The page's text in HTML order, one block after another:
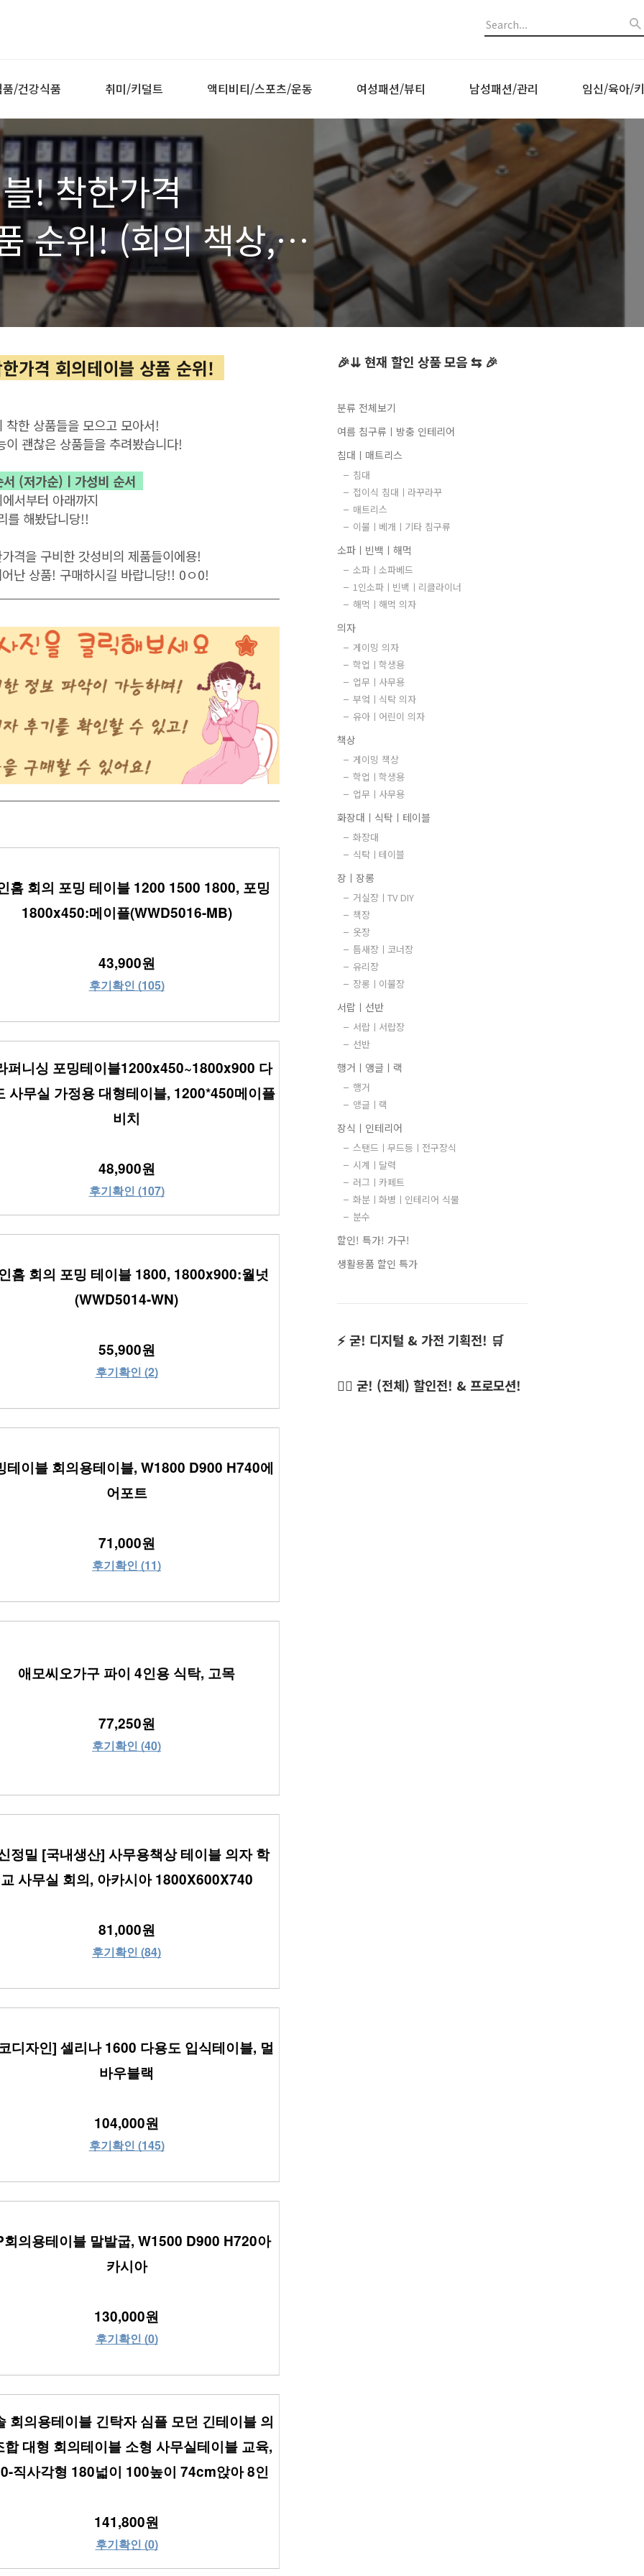
/건강식품 취미/키덜트 액티비티/스포츠/운동 여성패션/뷰티 남성패션/관리 임신/육아/
! 착한가격
순위! (회의 책상,
가격 회의테이블 상품 순위!
착한 상품들을 모으고 모아서!
이 괜찮은 상품들을 추려봤습니다!
(저가순) ㅣ가성비 순서
서부터 아래까지
를 해봤답니당!!
격을 구비한 갓성비의 제품들이에용!
난 상품! 구매하시길 바랍니당!! 0ㅇ0!
홈 회의 포밍 테이블 1200 1500 1800, 포밍
1800x450:메이플(WWD5016-MB)
43,900원
후기확인 (105)
퍼니싱 포밍테이블1200x450~1800x900 다
사무실 가정용 대형테이블, 1200*450메이플
비치
48,900원
후기확인 (107)
홈 회의 포밍 테이블 1800, 1800x900:월넛
(WWD5014-WN)
55,900원
후기확인 (2)
테이블 회의용테이블, W1800 D900 H740에
어포트
71,000원
후기확인 (11)
애모씨오가구 파이 4인용 식탁, 고목
77,250원
후기확인 (40)
정밀 [국내생산] 사무용책상 테이블 의자 학
교 사무실 회의, 아카시아 1800X600X740
81,000원
후기확인 (84)
디자인] 셀리나 1600 다용도 입식테이블, 멀
바우블랙
104,000원
후기확인 (145)
회의용테이블 말발굽, W1500 D900 H720아
카시아
130,000원
후기확인 (0)
회의용테이블 긴탁자 심플 모던 긴테이블 의
합 대형 회의테이블 소형 사무실테이블 교육,
직사각형 180넓이 100높이 74cm앉아 8인
141,800원
후기확인 (0)
🎉⇊ 현재 할인 상품 모음 ⇆ 🎉
분류 전체보기
여름 침구류ㅣ방충 인테리어
침대ㅣ매트리스
침대
접이식 침대ㅣ라꾸라꾸
매트리스
이불ㅣ베개ㅣ기타 침구류
소파ㅣ빈백ㅣ해먹
소파ㅣ소파베드
1인소파ㅣ빈백ㅣ리클라이너
해먹ㅣ해먹 의자
의자
게이밍 의자
학업ㅣ학생용
업무ㅣ사무용
부엌ㅣ식탁 의자
유아ㅣ어린이 의자
책상
게이밍 책상
학업ㅣ학생용
업무ㅣ사무용
화장대ㅣ식탁ㅣ테이블
화장대
식탁ㅣ테이블
장ㅣ장롱
거실장ㅣTV DIY
책장
옷장
틈새장ㅣ코너장
유리장
장롱ㅣ이불장
서랍ㅣ선반
서랍ㅣ서랍장
선반
행거ㅣ앵글ㅣ랙
행거
앵글ㅣ랙
장식ㅣ인테리어
스탠드ㅣ무드등ㅣ전구장식
시계ㅣ달력
러그ㅣ카페트
화분ㅣ화병ㅣ인테리어 식물
분수
할인! 특가! 가구!
생활용품 할인 특가
⚡ 굳! 디지털 & 가전 기획전! 🛒
👍🏻 굳! (전체) 할인전! & 프로모션!